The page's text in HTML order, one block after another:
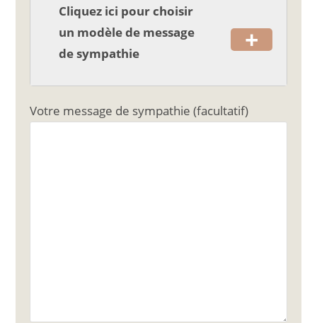
Cliquez ici pour choisir
un modèle de message
de sympathie
+
Votre message de sympathie (facultatif)